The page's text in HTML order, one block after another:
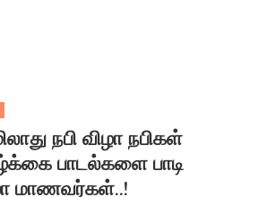
நபி விழா நபிகள்
பாடல்களை பாடி
மாணவர்கள்..!